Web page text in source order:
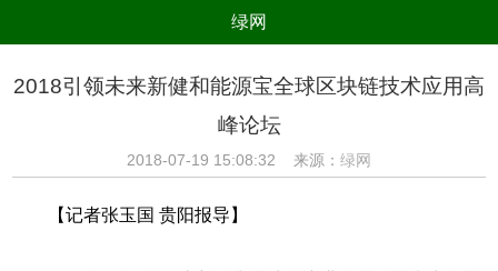
绿网
电器 数码
2018引领未来新健和能源宝全球区块链技术应用高
峰论坛
2018-07-19 15:08:32 来源： 绿网
【记者张玉国 贵阳报导】